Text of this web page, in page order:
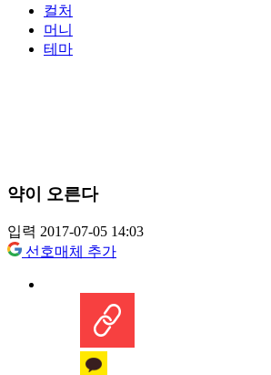
컬처
머니
테마
약이 오른다
입력 2017-07-05 14:03
선호매체 추가